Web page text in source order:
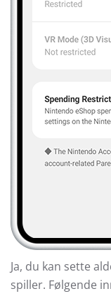
Ja, du kan sette
spiller. Følgende